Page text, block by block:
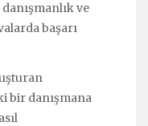
ve
başarı
bir danışmana